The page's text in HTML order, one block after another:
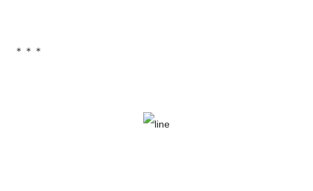
＊＊＊